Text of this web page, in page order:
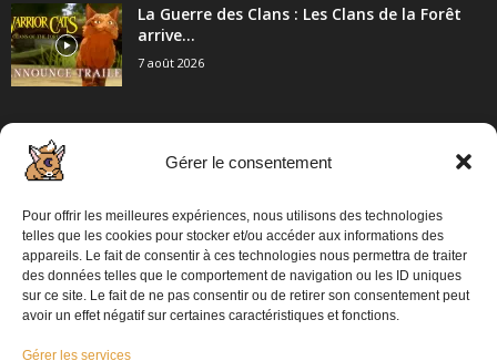
Gérer le consentement
Pour offrir les meilleures expériences, nous utilisons des technologies
telles que les cookies pour stocker et/ou accéder aux informations des
appareils. Le fait de consentir à ces technologies nous permettra de traiter
des données telles que le comportement de navigation ou les ID uniques
sur ce site. Le fait de ne pas consentir ou de retirer son consentement peut
avoir un effet négatif sur certaines caractéristiques et fonctions.
Gérer les services
La Guerre des Clans : Les Clans de la Forêt
arrive...
7 août 2026
CATÉGORIE POPULAIRE
PC
Playstation 5 698
XBOX 574